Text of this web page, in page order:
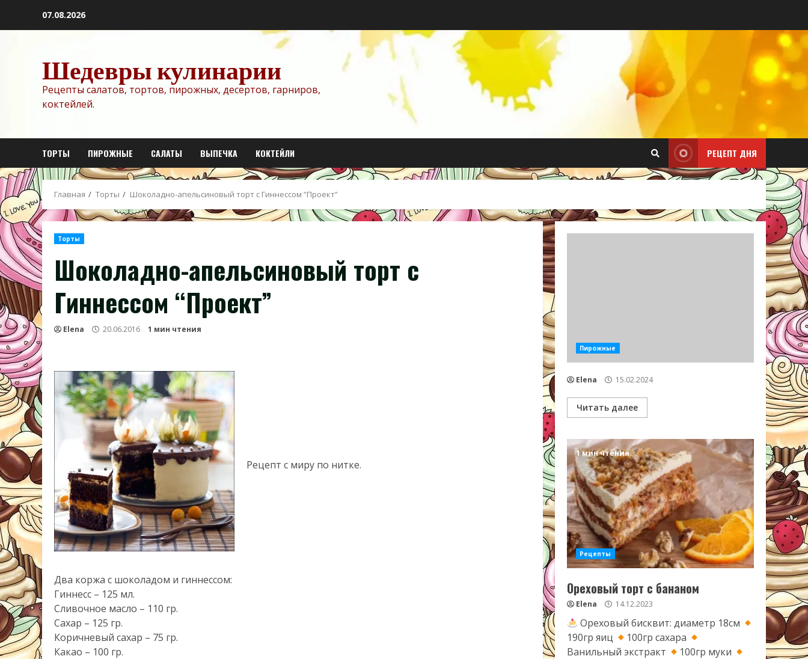
07.08.2026
Шедевры кулинарии
Рецепты салатов, тортов, пирожных, десертов, гарниров,
коктейлей.
ТОРТЫ ПИРОЖНЫЕ САЛАТЫ ВЫПЕЧКА КОКТЕЙЛИ РЕЦЕПТ ДНЯ
Главная Торты Шоколадно-апельсиновый торт с Гиннессом “Проект”
Торты
Шоколадно-апельсиновый торт с
Гиннессом “Проект”
Elena 20.06.2016 1 мин чтения
Рецепт с миру по нитке.
Два коржа с шоколадом и гиннессом:
Гиннесс – 125 мл.
Сливочное масло – 110 гр.
Сахар – 125 гр.
Коричневый сахар – 75 гр.
Какао – 100 гр.
Пирожные
Elena 15.02.2024
Читать далее
1 мин чтения
Рецепты
Ореховый торт с бананом
Elena 14.12.2023
Ореховый бисквит: диаметр 18см
190гр яиц
100гр сахара
Ванильный экстракт
100гр муки